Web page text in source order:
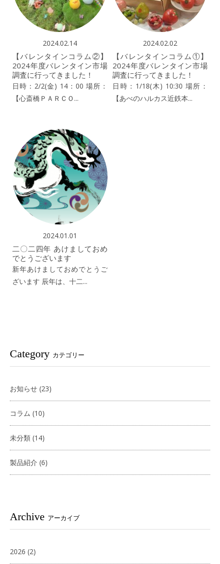
2024.02.14
【バレンタインコラム②】
2024年度バレンタイン市場
調査に行ってきました！
日時：2/2(金) 14：00 場所：
【心斎橋ＰＡＲＣＯ...
2024.02.02
【バレンタインコラム①】
2024年度バレンタイン市場
調査に行ってきました！
日時：1/18(木) 10:30 場所：
【あべのハルカス近鉄本...
2024.01.01
二〇二四年 あけましておめ
でとうございます
新年あけましておめでとうご
ざいます 辰年は、十二...
Category カテゴリー
お知らせ (23)
コラム (10)
未分類 (14)
製品紹介 (6)
Archive アーカイブ
2026 (2)